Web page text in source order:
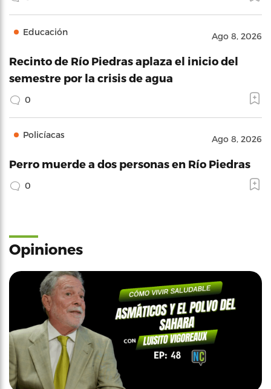
Educación Ago 8, 2026
Recinto de Río Piedras aplaza el inicio del
semestre por la crisis de agua
0
Policíacas Ago 8, 2026
Perro muerde a dos personas en Río Piedras
0
Opiniones